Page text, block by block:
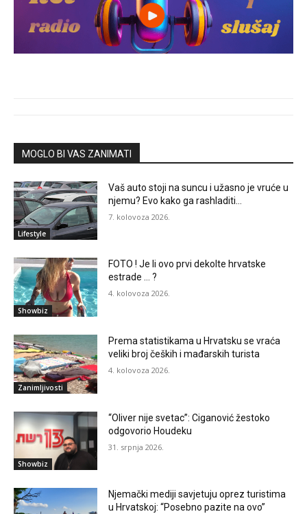
MOGLO BI VAS ZANIMATI
Lifestyle
Vaš auto stoji na suncu i užasno je vruće u
njemu? Evo kako ga rashladiti…
7. kolovoza 2026.
Showbiz
FOTO ! Je li ovo prvi dekolte hrvatske
estrade … ?
4. kolovoza 2026.
Zanimljivosti
Prema statistikama u Hrvatsku se vraća
veliki broj čeških i mađarskih turista
4. kolovoza 2026.
Showbiz
“Oliver nije svetac”: Ciganović žestoko
odgovorio Houdeku
31. srpnja 2026.
Njemački mediji savjetuju oprez turistima
u Hrvatskoj: “Posebno pazite na ovo”